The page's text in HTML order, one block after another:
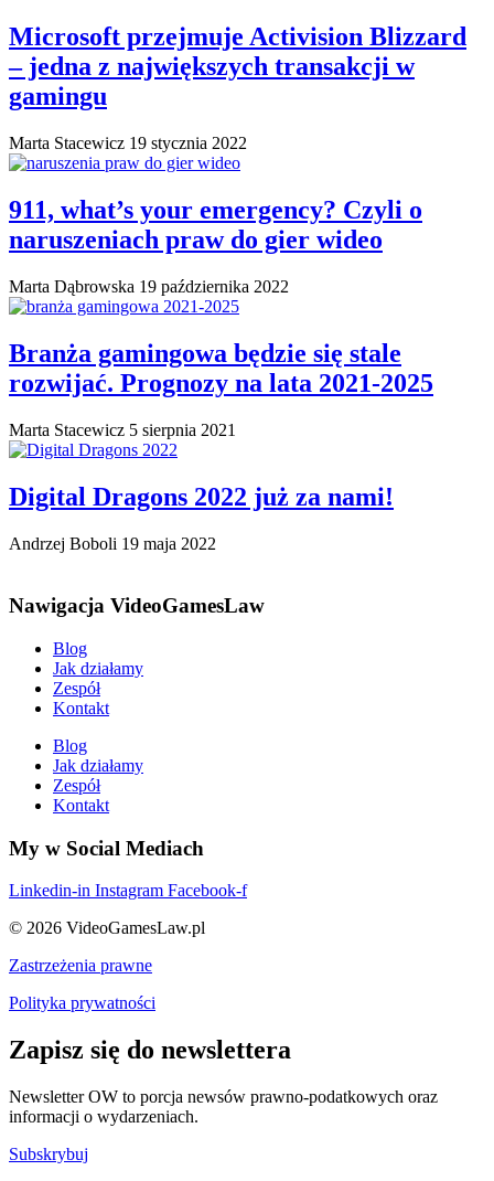
Microsoft przejmuje Activision Blizzard
– jedna z największych transakcji w
gamingu
Marta Stacewicz 19 stycznia 2022
911, what’s your emergency? Czyli o
naruszeniach praw do gier wideo
Marta Dąbrowska 19 października 2022
Branża gamingowa będzie się stale
rozwijać. Prognozy na lata 2021-2025
Marta Stacewicz 5 sierpnia 2021
Digital Dragons 2022 już za nami!
Andrzej Boboli 19 maja 2022
Nawigacja VideoGamesLaw
Blog
Jak działamy
Zespół
Kontakt
Blog
Jak działamy
Zespół
Kontakt
My w Social Mediach
Linkedin-in Instagram Facebook-f
© 2026 VideoGamesLaw.pl
Zastrzeżenia prawne
Polityka prywatności
Zapisz się do newslettera
Newsletter OW to porcja newsów prawno-podatkowych oraz
informacji o wydarzeniach.
Subskrybuj